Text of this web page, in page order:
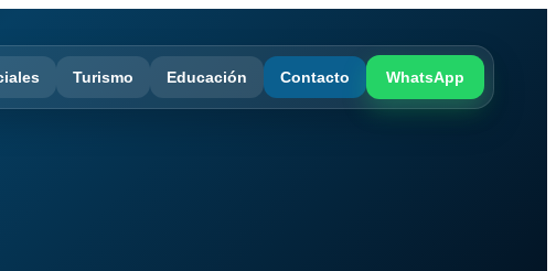
Turismo Educación Contacto WhatsApp